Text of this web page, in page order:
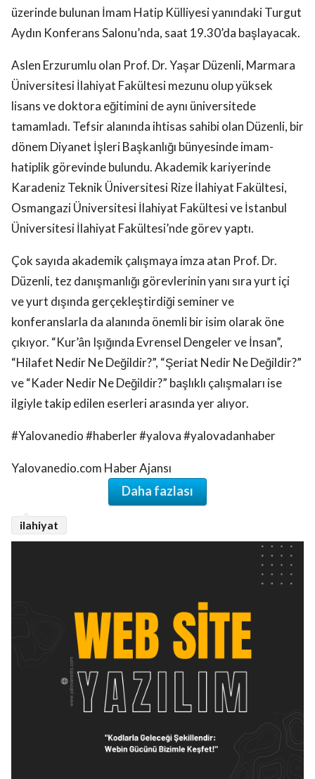
üzerinde bulunan İmam Hatip Külliyesi yanındaki Turgut
Aydın Konferans Salonu’nda, saat 19.30’da başlayacak.
Aslen Erzurumlu olan Prof. Dr. Yaşar Düzenli, Marmara
Üniversitesi İlahiyat Fakültesi mezunu olup yüksek
lisans ve doktora eğitimini de aynı üniversitede
tamamladı. Tefsir alanında ihtisas sahibi olan Düzenli, bir
dönem Diyanet İşleri Başkanlığı bünyesinde imam-
hatiplik görevinde bulundu. Akademik kariyerinde
Karadeniz Teknik Üniversitesi Rize İlahiyat Fakültesi,
Osmangazi Üniversitesi İlahiyat Fakültesi ve İstanbul
Üniversitesi İlahiyat Fakültesi’nde görev yaptı.
Çok sayıda akademik çalışmaya imza atan Prof. Dr.
Düzenli, tez danışmanlığı görevlerinin yanı sıra yurt içi
ve yurt dışında gerçekleştirdiği seminer ve
konferanslarla da alanında önemli bir isim olarak öne
çıkıyor. “Kur’ân Işığında Evrensel Dengeler ve İnsan”,
“Hilafet Nedir Ne Değildir?”, “Şeriat Nedir Ne Değildir?”
ve “Kader Nedir Ne Değildir?” başlıklı çalışmaları ise
ilgiyle takip edilen eserleri arasında yer alıyor.
#Yalovanedio #haberler #yalova #yalovadanhaber
Yalovanedio.com Haber Ajansı
Daha fazlası
ilahiyat